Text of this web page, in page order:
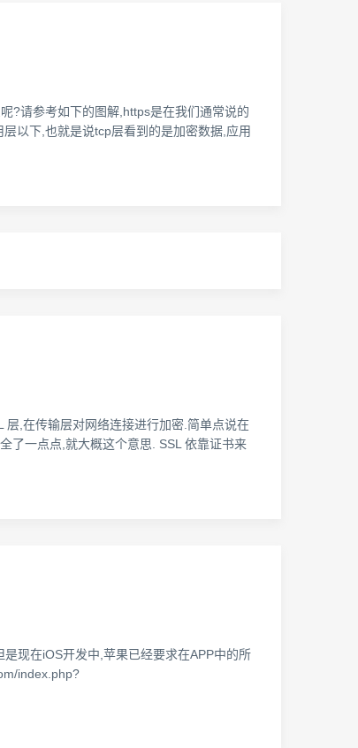
?请参考如下的图解,https是在我们通常说的
以下,也就是说tcp层看到的是加密数据,应用
,在传输层对网络连接进行加密.简单点说在
了一点点,就大概这个意思. SSL 依靠证书来
现在iOS开发中,苹果已经要求在APP中的所
index.php?